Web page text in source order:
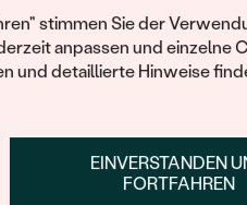
stimmen Sie der
anpassen und einzelne
und detaillierte Hinweise
EINVERSTANDEN
FORTFAHREN
HERKUNFT:
Nebensteine Ring
ANZAHL:
KARATGEWICHT:
Ihren ersten
ANMELDEN &